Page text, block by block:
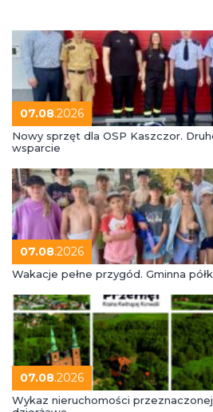
07.08.2026
Nowy sprzęt dla OSP Kaszczor.
wsparcie
07.08.2026
Wakacje pełne przygód. Gminna
07.08.2026
Wykaz nieruchomości